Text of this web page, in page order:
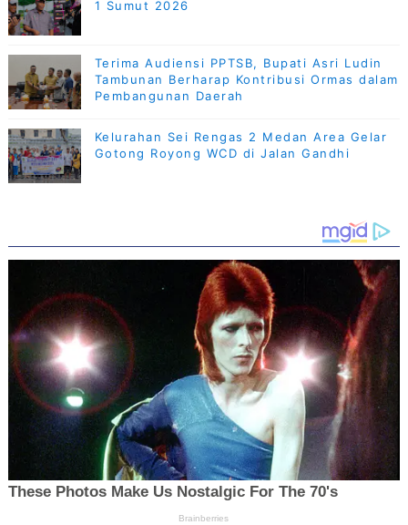
1 Sumut 2026
Terima Audiensi PPTSB, Bupati Asri Ludin
Tambunan Berharap Kontribusi Ormas dalam
Pembangunan Daerah
Kelurahan Sei Rengas 2 Medan Area Gelar
Gotong Royong WCD di Jalan Gandhi